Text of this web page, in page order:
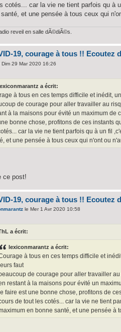
cotés... car la vie ne tient parfois qu à
et une pensée à tous ceux qui
reveil en salle dÃ©diÃ©s.
19, courage à tous !! Ecoutez
Dim 29 Mar 2020 16:26
a écrit:
à tous en ces temps difficile et inédit,
de courage pour aller travailler au
à la maisons pour évité un maximum de
bonne chose, profitons de ces instants
car la vie ne tient parfois qu à un fil
et une pensée à tous ceux qui n'ont ou
ce post!
19, courage à tous !! Ecoutez
le Mer 1 Avr 2020 10:58
a écrit:
lexiconmarantz a écrit:
à tous en ces temps difficile et
faut
de courage pour aller travailler
restant à la maisons pour évité un
faire est une bonne chose, profitons de
de tout les cotés... car la vie ne tient
en bonne santé, et une pensée à